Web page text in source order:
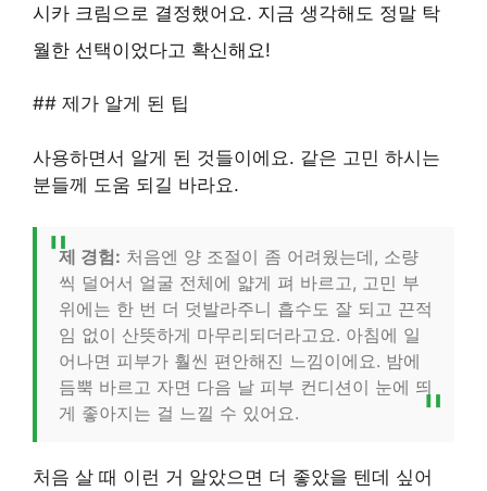
시카 크림으로 결정했어요. 지금 생각해도 정말 탁
월한 선택이었다고 확신해요!
## 제가 알게 된 팁
사용하면서 알게 된 것들이에요. 같은 고민 하시는
분들께 도움 되길 바라요.
제 경험: 처음엔 양 조절이 좀 어려웠는데, 소량
씩 덜어서 얼굴 전체에 얇게 펴 바르고, 고민 부
위에는 한 번 더 덧발라주니 흡수도 잘 되고 끈적
임 없이 산뜻하게 마무리되더라고요. 아침에 일
어나면 피부가 훨씬 편안해진 느낌이에요. 밤에
듬뿍 바르고 자면 다음 날 피부 컨디션이 눈에 띄
게 좋아지는 걸 느낄 수 있어요.
처음 살 때 이런 거 알았으면 더 좋았을 텐데 싶어